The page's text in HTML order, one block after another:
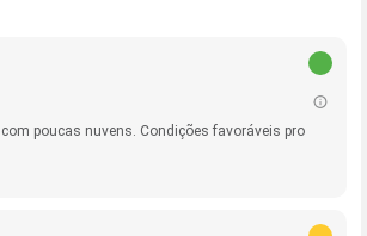
poucas nuvens. Condições favoráveis pro